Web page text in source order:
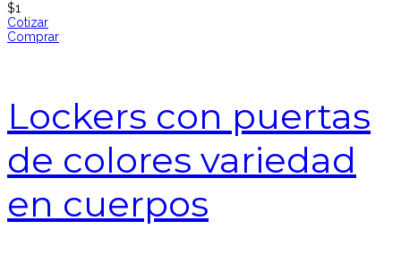
$1
Cotizar
Comprar
Lockers con puertas
de colores variedad
en cuerpos